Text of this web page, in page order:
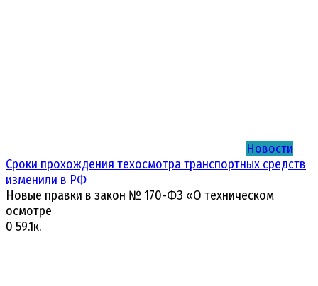
Новости
Сроки прохождения техосмотра транспортных средств
изменили в РФ
Новые правки в закон № 170-ФЗ «О техническом
осмотре
0 59.1к.